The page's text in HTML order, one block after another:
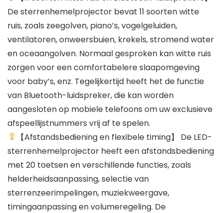
De sterrenhemelprojector bevat 11 soorten witte
ruis, zoals zeegolven, piano’s, vogelgeluiden,
ventilatoren, onweersbuien, krekels, stromend water
en oceaangolven. Normaal gesproken kan witte ruis
zorgen voor een comfortabelere slaapomgeving
voor baby’s, enz. Tegelijkertijd heeft het de functie
van Bluetooth-luidspreker, die kan worden
aangesloten op mobiele telefoons om uw exclusieve
afspeellijstnummers vrij af te spelen.
【Afstandsbediening en flexibele timing】 De LED-
sterrenhemelprojector heeft een afstandsbediening
met 20 toetsen en verschillende functies, zoals
helderheidsaanpassing, selectie van
sterrenzeerimpelingen, muziekweergave,
timingaanpassing en volumeregeling. De